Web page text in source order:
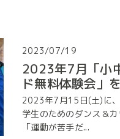
2023/07/19
2023年7月「小
ド無料体験会」
2023年7月15日(土)に
学生のためのダンス＆
「運動が苦手だ...